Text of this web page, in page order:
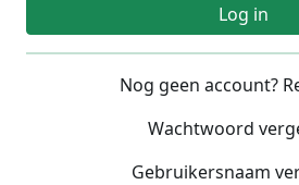
Log in
Nog geen account?
Wachtwoord
Gebruikersnaam